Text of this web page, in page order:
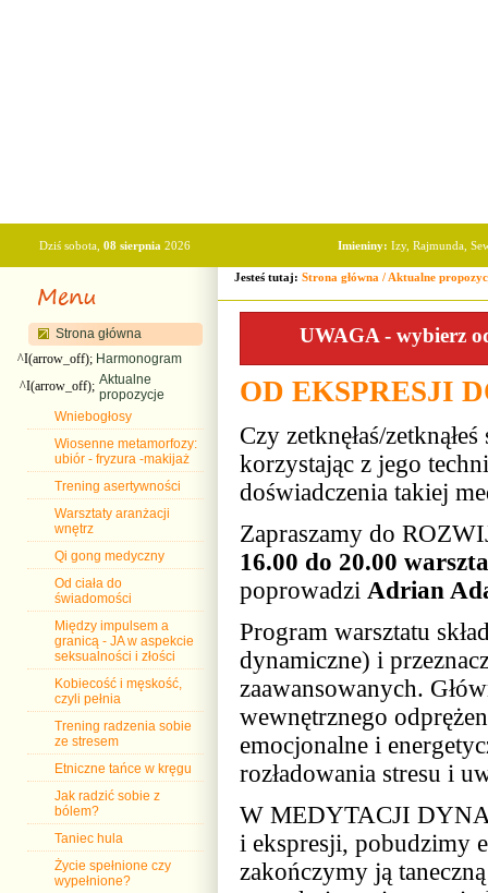
Dziś sobota, 08 sierpnia 2026 Imieniny: Izy, Rajmunda,
Strona główna
^I(arrow_off); Harmonogram
^I(arrow_off); Aktualne
propozycje
Wniebogłosy
Wiosenne metamorfozy:
ubiór - fryzura -makijaż
Trening asertywności
Warsztaty aranżacji
wnętrz
Qi gong medyczny
Od ciała do
świadomości
Między impulsem a
granicą - JA w aspekcie
seksualności i złości
Kobiecość i męskość,
czyli pełnia
Trening radzenia sobie
ze stresem
Etniczne tańce w kręgu
Jak radzić sobie z
bólem?
Taniec hula
Życie spełnione czy
wypełnione?
Jesteś tutaj: Strona główna / Aktualne
UWAGA - wybierz
OD EKSPRESJI
Czy zetknęłaś/
korzystając z jego
doświadczenia takiej
Zapraszamy do
16.00 do 20.00
poprowadzi Adrian
Program warsztatu
dynamiczne) i
zaawansowanych.
wewnętrznego
emocjonalne i
rozładowania stresu i
W MEDYTACJI
i ekspresji, pobudzimy
zakończymy ją